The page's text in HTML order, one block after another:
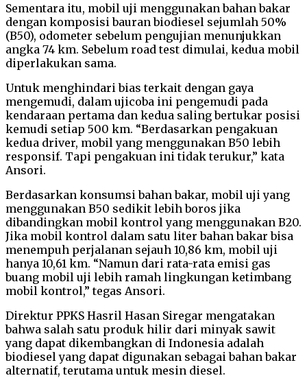
Sementara itu, mobil uji menggunakan bahan bakar
dengan komposisi bauran biodiesel sejumlah 50%
(B50), odometer sebelum pengujian menunjukkan
angka 74 km. Sebelum road test dimulai, kedua mobil
diperlakukan sama.
Untuk menghindari bias terkait dengan gaya
mengemudi, dalam ujicoba ini pengemudi pada
kendaraan pertama dan kedua saling bertukar posisi
kemudi setiap 500 km. “Berdasarkan pengakuan
kedua driver, mobil yang menggunakan B50 lebih
responsif. Tapi pengakuan ini tidak terukur,” kata
Ansori.
Berdasarkan konsumsi bahan bakar, mobil uji yang
menggunakan B50 sedikit lebih boros jika
dibandingkan mobil kontrol yang menggunakan B20.
Jika mobil kontrol dalam satu liter bahan bakar bisa
menempuh perjalanan sejauh 10,86 km, mobil uji
hanya 10,61 km. “Namun dari rata-rata emisi gas
buang mobil uji lebih ramah lingkungan ketimbang
mobil kontrol,” tegas Ansori.
Direktur PPKS Hasril Hasan Siregar mengatakan
bahwa salah satu produk hilir dari minyak sawit
yang dapat dikembangkan di Indonesia adalah
biodiesel yang dapat digunakan sebagai bahan bakar
alternatif, terutama untuk mesin diesel.